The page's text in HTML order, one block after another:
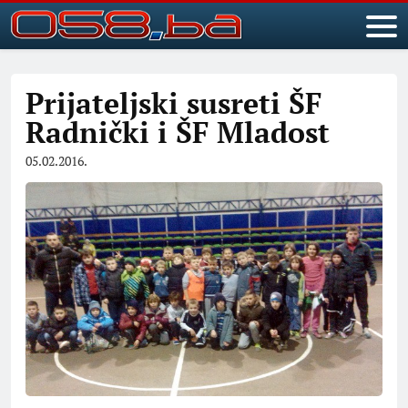
Prijateljski susreti ŠF
Radnički i ŠF Mladost
05.02.2016.